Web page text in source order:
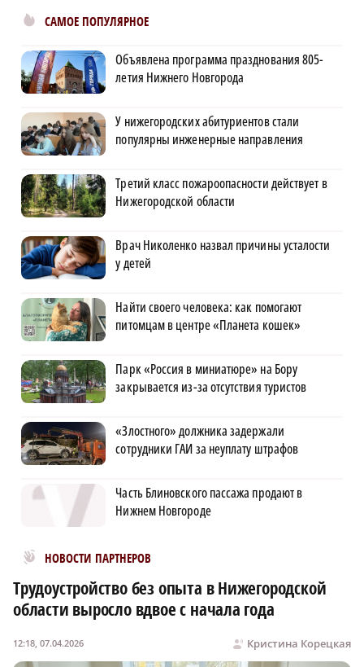
САМОЕ ПОПУЛЯРНОЕ
Объявлена программа празднования 805-
летия Нижнего Новгорода
У нижегородских абитуриентов стали
популярны инженерные направления
Третий класс пожароопасности действует в
Нижегородской области
Врач Николенко назвал причины усталости
у детей
Найти своего человека: как помогают
питомцам в центре «Планета кошек»
Парк «Россия в миниатюре» на Бору
закрывается из-за отсутствия туристов
«Злостного» должника задержали
сотрудники ГАИ за неуплату штрафов
Часть Блиновского пассажа продают в
Нижнем Новгороде
НОВОСТИ ПАРТНЕРОВ
Новости МирТесен
Трудоустройство без опыта в Нижегородской
области выросло вдвое с начала года
Кристина Корецкая
12:18, 07.04.2026